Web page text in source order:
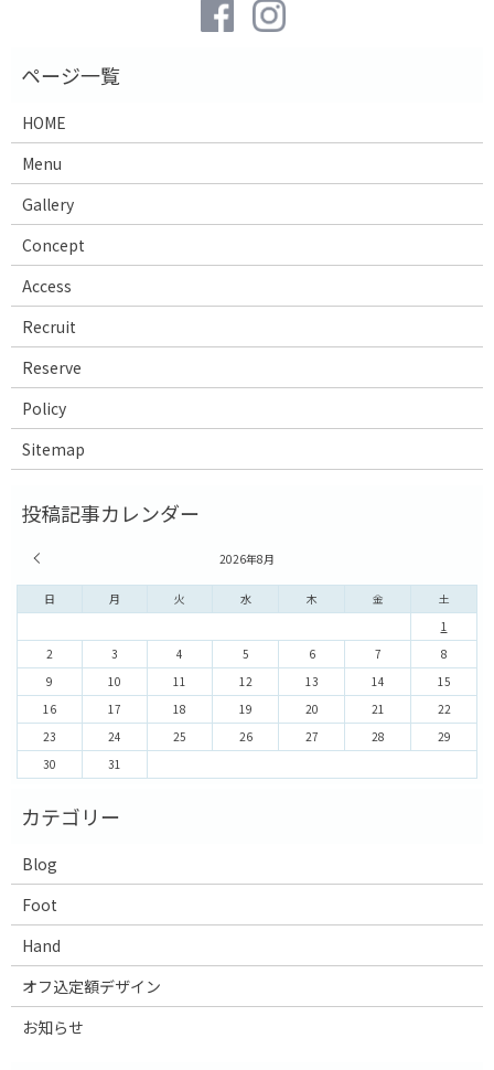
HOME
Menu
Gallery
Concept
Access
Recruit
Reserve
Policy
Sitemap
2026年8月
日 月 火 水 木 金 土
1
2
3 4 5 6 7
8
9
10 11 12 13 14
15
16
17 18 19 20 21
22
23
24 25 26 27 28
29
30
31
Blog
Foot
Hand
オフ込定額デザイン
お知らせ